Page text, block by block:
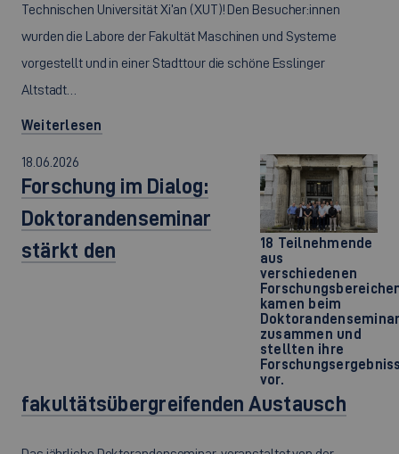
Technischen Universität Xi’an (XUT)! Den Besucher:innen
wurden die Labore der Fakultät Maschinen und Systeme
vorgestellt und in einer Stadttour die schöne Esslinger
Altstadt…
Weiterlesen
18 Teilnehmende
aus
verschiedenen
kamen beim
zusammen und
stellten ihre
vor.
18.06.2026
Forschung im Dialog:
Doktorandenseminar
stärkt den
fakultätsübergreifenden Austausch